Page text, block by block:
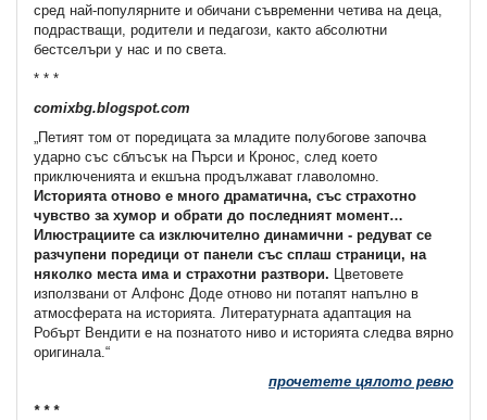
сред най-популярните и обичани съвременни четива на деца,
подрастващи, родители и педагози, както абсолютни
бестселъри у нас и по света.
* * *
comixbg.blogspot.com
„Петият том от поредицата за младите полубогове започва
ударно със сблъсък на Пърси и Кронос, след което
приключенията и екшъна продължават главоломно.
Историята отново е много драматична, със страхотно
чувство за хумор и обрати до последният момент…
Илюстрациите са изключително динамични - редуват се
разчупени поредици от панели със сплаш страници, на
няколко места има и страхотни разтвори. Цветовете
използвани от Алфонс Доде отново ни потапят напълно в
атмосферата на историята. Литературната адаптация на
Робърт Вендити е на познатото ниво и историята следва вярно
оригинала.“
прочетете цялото ревю
* * *